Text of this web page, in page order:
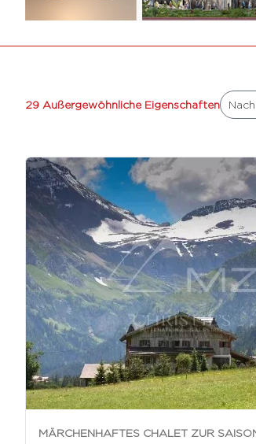
29 Außergewöhnliche Eigenschaften
MÄRCHENHAFTES CHALET ZUR